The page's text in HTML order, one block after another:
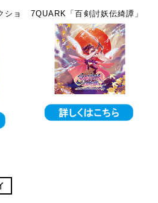
ショ
7QUARK「百剣討妖伝綺譚」